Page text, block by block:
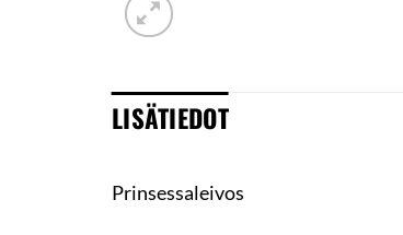
LISÄTIEDOT
Prinsessaleivos